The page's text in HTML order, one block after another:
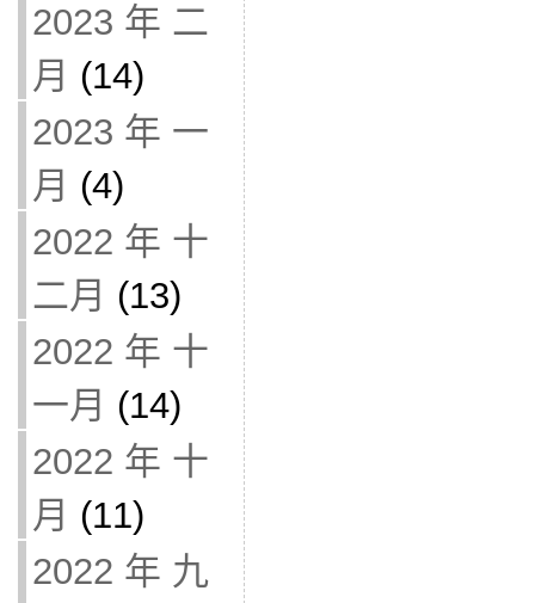
2023 年 二
月 (14)
2023 年 一
月 (4)
2022 年 十
二月 (13)
2022 年 十
一月 (14)
2022 年 十
月 (11)
2022 年 九